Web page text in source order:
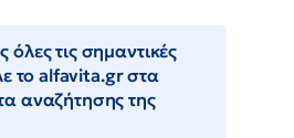
τις σημαντικές
το alfavita.gr στα
αναζήτησης της